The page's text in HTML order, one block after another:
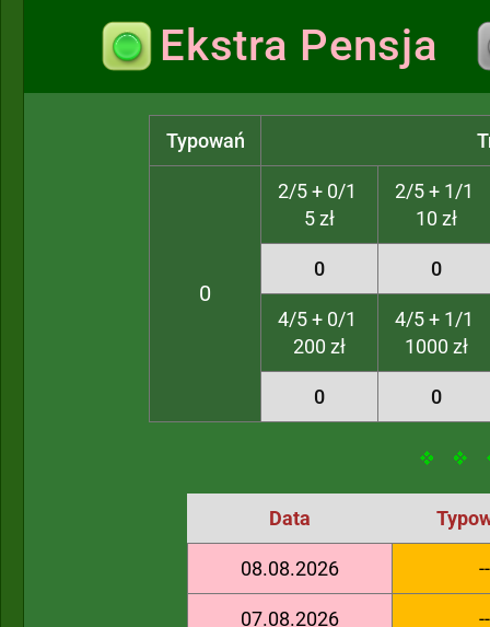
Ekstra Pensja
Typowań
0
2/5 + 0/1
5 zł
2/5 + 1/1
10 zł
0 0
4/5 + 0/1
200 zł
4/5 + 1/1
1000 zł
0 0
Data
08.08.2026 --
07.08.2026 --